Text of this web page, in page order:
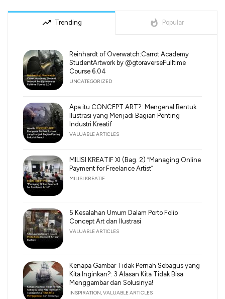
trending_up Trending whatshot Popular
Reinhardt of Overwatch:Carrot Academy
StudentArtwork by @gtoraverseFulltime
Course 6.04
UNCATEGORIZED
Apa itu CONCEPT ART?: Mengenal Bentuk
Ilustrasi yang Menjadi Bagian Penting
Industri Kreatif
VALUABLE ARTICLES
MILISI KREATIF XI (Bag. 2) “Managing Online
Payment for Freelance Artist”
MILISI KREATIF
5 Kesalahan Umum Dalam Porto Folio
Concept Art dan Ilustrasi
VALUABLE ARTICLES
Kenapa Gambar Tidak Pernah Sebagus yang
Kita Inginkan?: 3 Alasan Kita Tidak Bisa
Menggambar dan Solusinya!
INSPIRATION,VALUABLE ARTICLES